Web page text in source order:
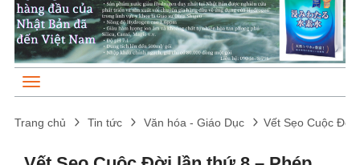
Trang chủ Tin tức Văn hóa - Giáo Dục Vết Sẹo Cuộc Đời